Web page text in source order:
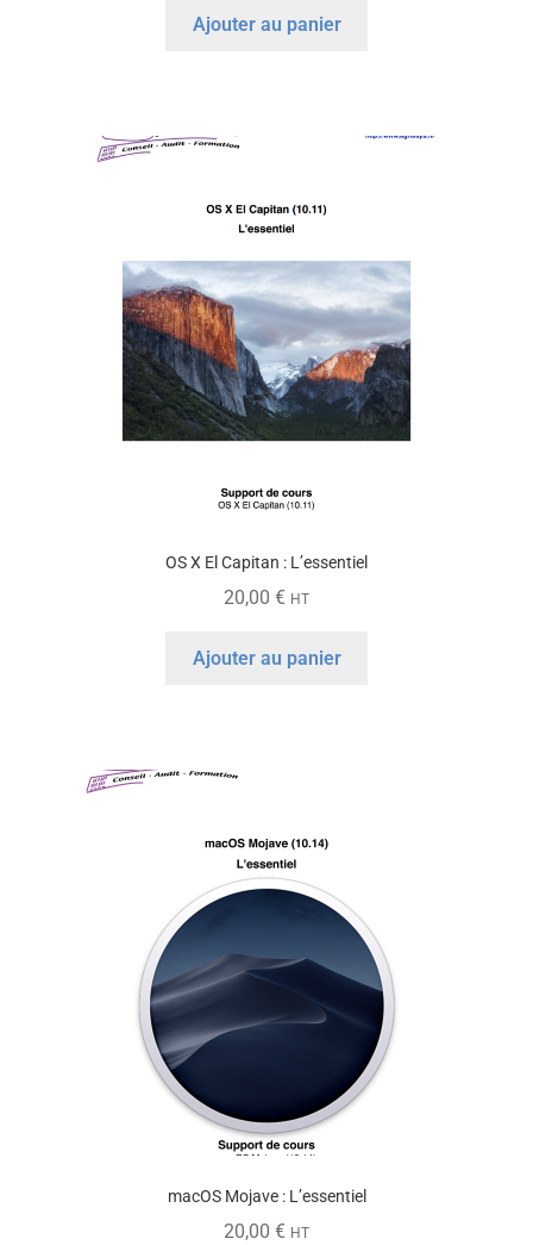
Ajouter au panier
OS X El Capitan : L’essentiel
20,00 € HT
Ajouter au panier
macOS Mojave : L’essentiel
20,00 € HT